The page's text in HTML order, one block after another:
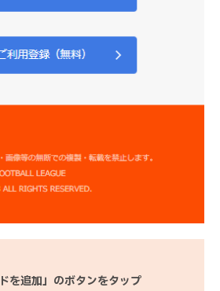
を追加」のボタンをタップ